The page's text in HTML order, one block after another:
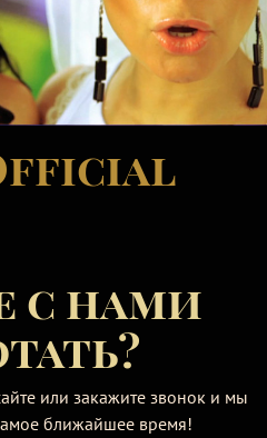
с нами
или закажите звонок и мы
ближайшее время!